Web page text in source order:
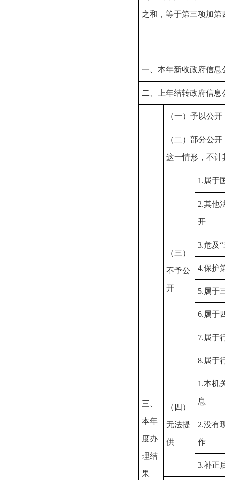
之和，等于第三项加第
一、本年新收政府信息
二、上年结转政府信息
三、
本年
度办
理结
果
（一）予以公开
（二）部分公
这一情形，不计
（三）
不予公
开
1.属于
2.其他
开
3.危及
4.保护
5.属于
6.属于
7.属于
8.属于
（四）
无法提
供
1.本机
息
2.没有
作
3.补正